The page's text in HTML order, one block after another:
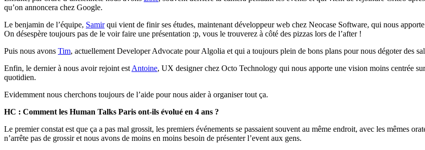
qu’on annoncera chez Google.
Le benjamin de l’équipe, Samirqui vient de finir ses études, maintenant développeur web chez Neocase Software, qui nous
On désespère toujours pas de le voir faire une présentation :p, vous le trouverez à côté des pizzas lors de l’after !
Puis nous avons Tim, actuellement Developer Advocate pour Algolia et qui a toujours plein de bons plans pour nous dégoter des
Enfin, le dernier à nous avoir rejoint est Antoine, UX designer chez Octo Technology qui nous apporte une vision moins centrée
quotidien.
Evidemment nous cherchons toujours de l’aide pour nous aider à organiser tout ça.
HC : Comment les Human Talks Paris ont-ils évolué en 4 ans ?
Le premier constat est que ça a pas mal grossit, les premiers événements se passaient souvent au même endroit, avec les mêmes
n’arrête pas de grossir et nous avons de moins en moins besoin de présenter l’event aux gens.